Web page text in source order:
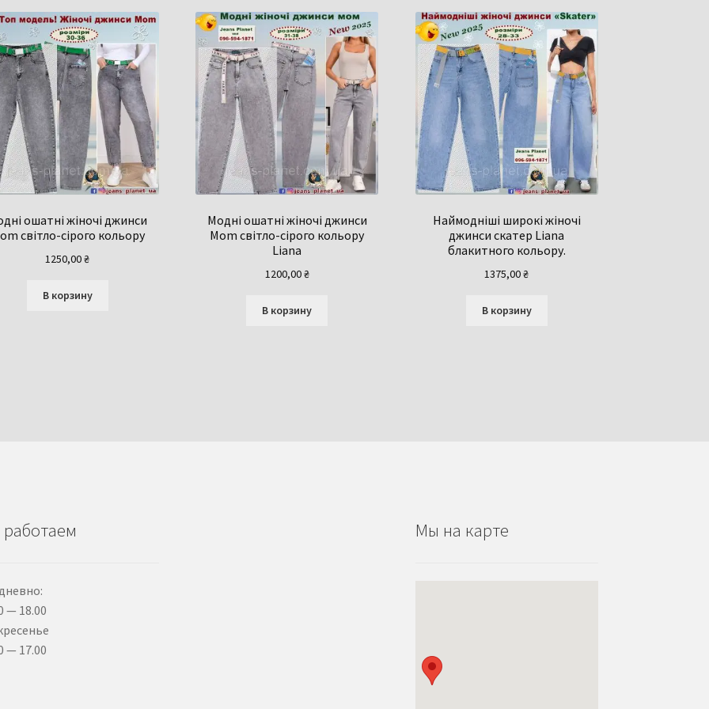
ошатні жіночі джинси
світло-сірого кольору
1250,00₴
В корзину
Модні ошатні жіночі джинси
Mom світло-сірого кольору
Liana
1200,00₴
В корзину
Наймодніші широкі жіночі
джинси скатер Liana
блакитного кольору.
1375,00₴
В корзину
— 18.00
— 17.00
Мы на карте